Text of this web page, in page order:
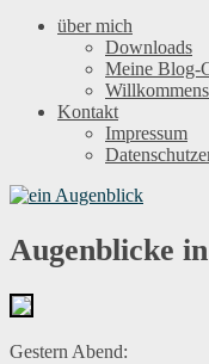
über mich
Downloads
Meine Blog-
Kontakt
Impressum
Augenblicke
Gestern Abend: